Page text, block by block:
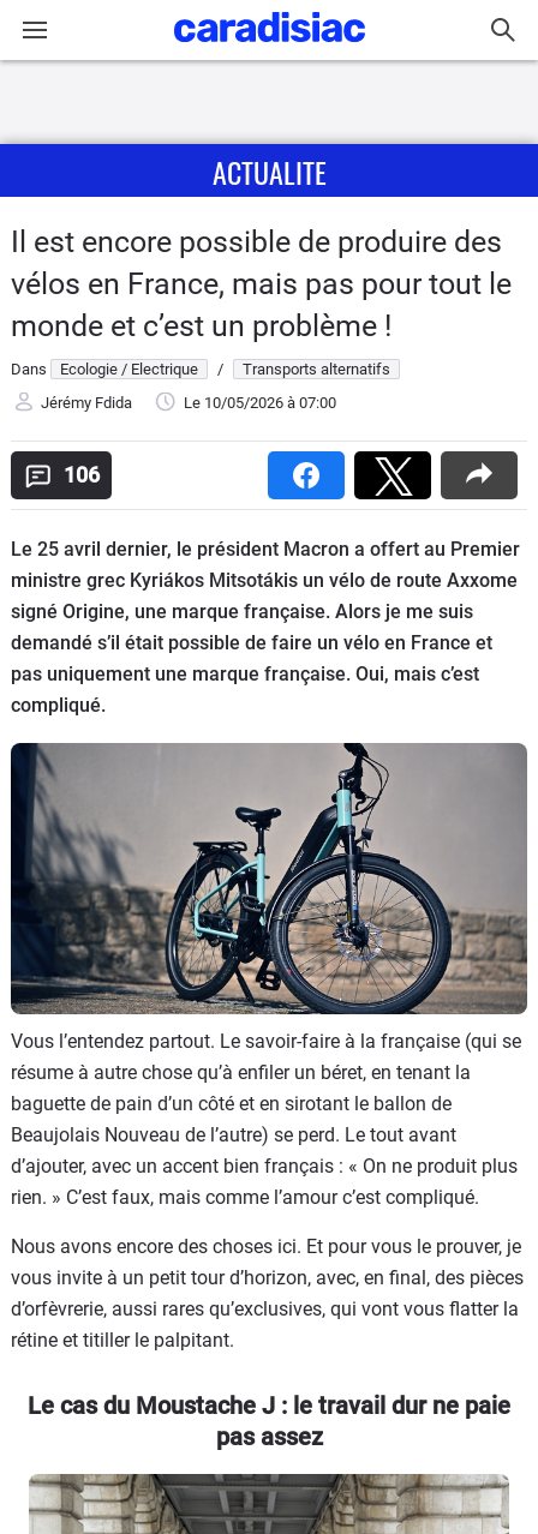
Actu
Essais
Guide
d'achat
Electriques
Utilitaires
Flottes
Auto
Services
Forum
Moto
Marques
ACTUALITE
Il est encore possible de produire des
vélos en France, mais pas pour tout le
monde et c’est un problème !
Dans Ecologie / Electrique /
Transports alternatifs
Jérémy Fdida
Le 10/05/2026 à 07:00
106
Le 25 avril dernier, le président Macron a offert au Premier
ministre grec Kyriákos Mitsotákis un vélo de route Axxome
signé Origine, une marque française. Alors je me suis
demandé s’il était possible de faire un vélo en France et
pas uniquement une marque française. Oui, mais c’est
compliqué.
Vous l’entendez partout. Le savoir-faire à la française (qui se
résume à autre chose qu’à enfiler un béret, en tenant la
baguette de pain d’un côté et en sirotant le ballon de
Beaujolais Nouveau de l’autre) se perd. Le tout avant
d’ajouter, avec un accent bien français : « On ne produit plus
rien. » C’est faux, mais comme l’amour c’est compliqué.
Nous avons encore des choses ici. Et pour vous le prouver, je
vous invite à un petit tour d’horizon, avec, en final, des pièces
d’orfèvrerie, aussi rares qu’exclusives, qui vont vous flatter la
rétine et titiller le palpitant.
Le cas du Moustache J : le travail dur ne paie
pas assez